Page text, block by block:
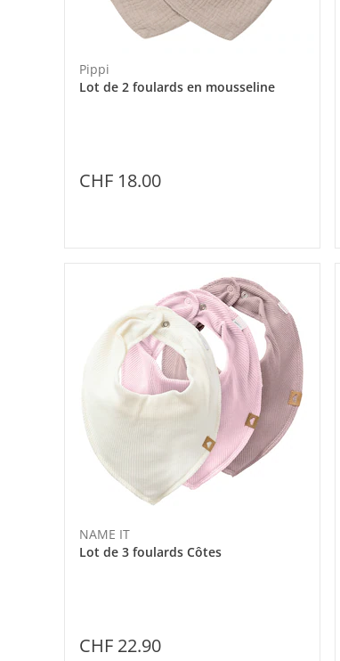
Pippi
Lot de 2 foulards en mousseline
CHF 18.00
NAME IT
Lot de 3 foulards Côtes
CHF 22.90